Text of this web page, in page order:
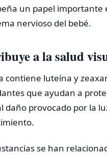
un papel importante
nervioso del bebé.
a la salud
contiene luteína y
que ayudan a
daño provocado por la
se han